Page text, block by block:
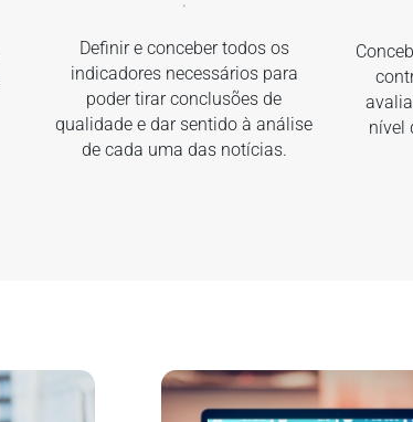
Definir e conceber todos os
indicadores necessários para
poder tirar conclusões de
qualidade e dar sentido à análise
de cada uma das notícias.
nível